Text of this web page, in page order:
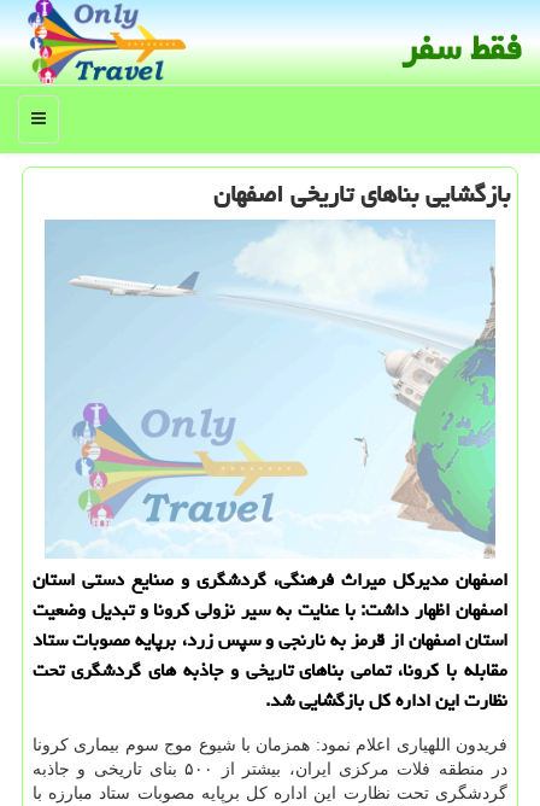
فقط سفر
منو
بازگشایی بناهای تاریخی اصفهان
اصفهان مدیرکل میراث فرهنگی، گردشگری و صنایع دستی استان
اصفهان اظهار داشت: با عنایت به سیر نزولی کرونا و تبدیل وضعیت
استان اصفهان از قرمز به نارنجی و سپس زرد، برپایه مصوبات ستاد
مقابله با کرونا، تمامی بناهای تاریخی و جاذبه های گردشگری تحت
نظارت این اداره کل بازگشایی شد.
فریدون اللهیاری اعلام نمود: همزمان با شیوع موج سوم بیماری کرونا
در منطقه فلات مرکزی ایران، بیشتر از ۵۰۰ بنای تاریخی و جاذبه
گردشگری تحت نظارت این اداره کل برپایه مصوبات ستاد مبارزه با